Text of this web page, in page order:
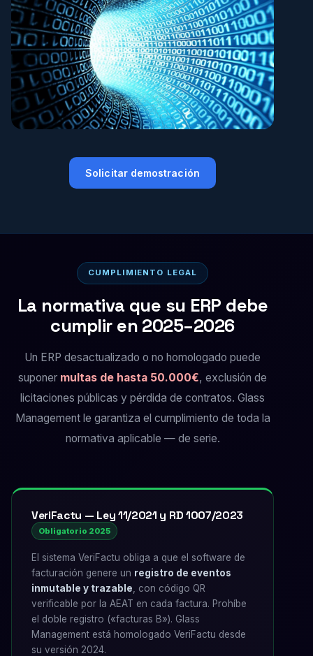
Solicitar demostración
CUMPLIMIENTO LEGAL
La normativa que su ERP debe
cumplir en 2025–2026
Un ERP desactualizado o no homologado puede
suponer multas de hasta 50.000€, exclusión de
licitaciones públicas y pérdida de contratos. Glass
Management le garantiza el cumplimiento de toda la
normativa aplicable — de serie.
VeriFactu — Ley 11/2021 y RD 1007/2023
Obligatorio 2025
El sistema VeriFactu obliga a que el software de
facturación genere un registro de eventos
inmutable y trazable , con código QR
verificable por la AEAT en cada factura. Prohíbe
el doble registro («facturas B»). Glass
Management está homologado VeriFactu desde
su versión 2024.